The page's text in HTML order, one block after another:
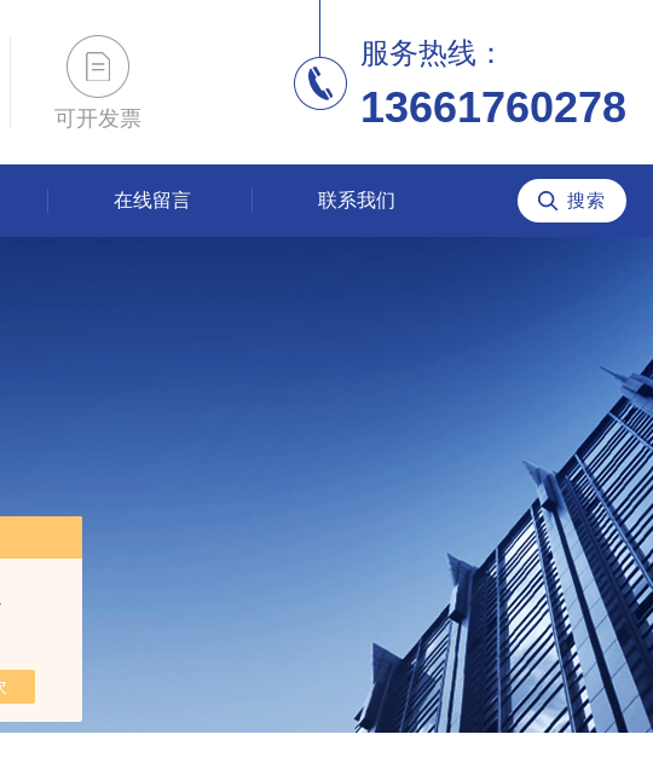
可开发票
服务热线：
13661760278
在线留言 联系我们